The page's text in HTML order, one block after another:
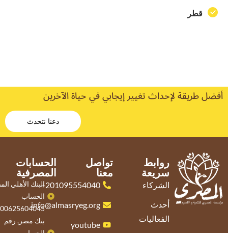
قطر
أفضل طريقة لإحداث تغيير إيجابي في حياة الآخرين
دعنا نتحدث
روابط
سريعة
الشركاء
أحدث
الفعاليات
تواصل
معنا
201095554040+
info@almasryeg.org
youtube
الحسابات
المصرفية
البنك الأهلي
الحساب
بنك مصر, رقم